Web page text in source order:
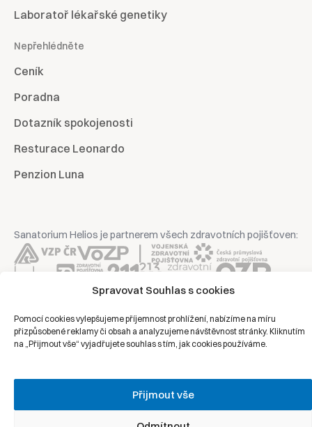
Spravovat Souhlas s cookies
Pomocí cookies vylepšujeme příjemnost prohlížení, nabízíme na míru
přizpůsobené reklamy či obsah a analyzujeme návštěvnost stránky. Kliknutím
na „Přijmout vše“ vyjadřujete souhlas s tím, jak cookies používáme.
Přijmout vše
Laboratoř lékařské genetiky
Nepřehlédněte
Ceník
Poradna
Dotazník spokojenosti
Resturace Leonardo
Penzion Luna
Sanatorium Helios je partnerem všech zdravotních pojišťoven:
Ochrana osobních údajů
Právní prohlášení